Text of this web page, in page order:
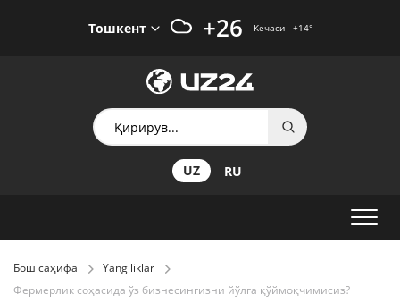
Тошкент +26 Кечаси +14°
UZ RU
Бош саҳифа
Yangiliklar
Фермерлик соҳасида ўз бизнесингизни йўлга қўймоқчимисиз?